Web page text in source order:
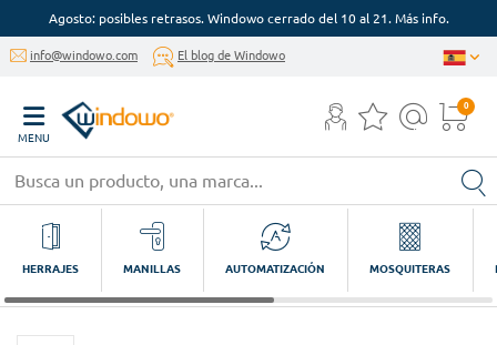
Agosto: posibles retrasos. Windowo cerrado del 10 al 21. Más info.
info@windowo.com El blog de Windowo
MENU
0
HERRAJES MANILLAS AUTOMATIZACIÓN MOSQUITERAS